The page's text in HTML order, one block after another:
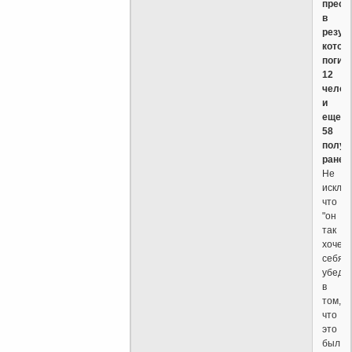
в
12
и
еще
58
Не
что
"он
так
хочет
себя
в
том,
что
это
был